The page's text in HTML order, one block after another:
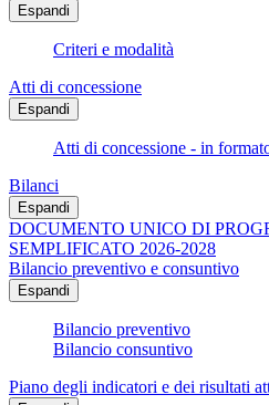
Espandi
Criteri e modalità
Atti di concessione
Espandi
Atti di concessione - in
Bilanci
Espandi
DOCUMENTO UNICO DI
SEMPLIFICATO 2026-2028
Bilancio preventivo e consuntivo
Espandi
Bilancio preventivo
Bilancio consuntivo
Piano degli indicatori e dei risultati